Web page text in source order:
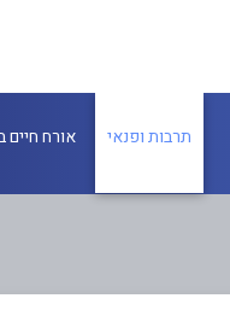
תרבות ופנאי אורח חיים